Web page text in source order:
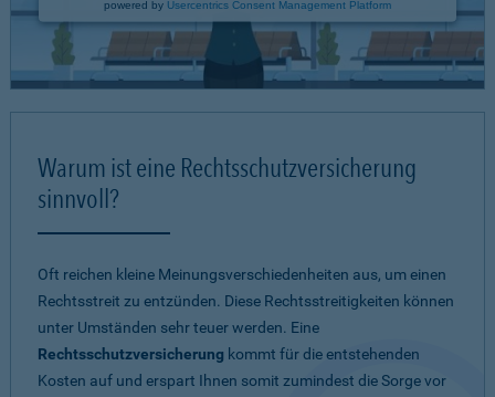
powered by Usercentrics Consent Management Platform
Warum ist eine Rechtsschutzversicherung
sinnvoll?
Oft reichen kleine Meinungsverschiedenheiten aus, um einen
Rechtsstreit zu entzünden. Diese Rechtsstreitigkeiten können
unter Umständen sehr teuer werden. Eine
Rechtsschutzversicherung kommt für die entstehenden
Kosten auf und erspart Ihnen somit zumindest die Sorge vor